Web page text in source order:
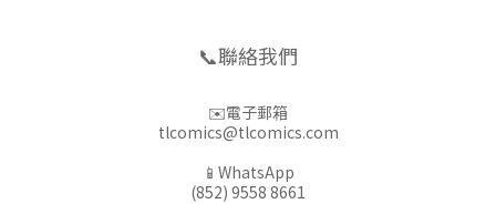
📞聯絡我們
✉️電子郵箱
tlcomics@tlcomics.com
📱WhatsApp
(852) 9558 8661